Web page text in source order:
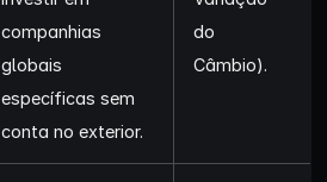
companhias
globais
específicas sem
conta no exterior.
do
Câmbio).